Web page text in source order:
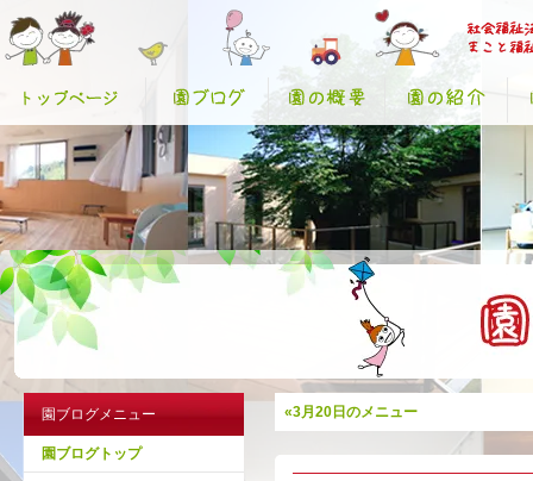
園ブログメニュー
園ブログトップ
«3月20日のメニュー